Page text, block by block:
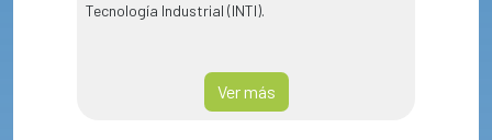
Tecnología Industrial (INTI).
Ver más